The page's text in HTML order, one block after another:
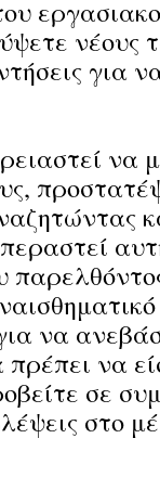
νέους
για
να
να
να
σε
στο